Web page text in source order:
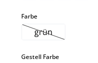
Farbeauswählen
grün(Diese Option
Gestell Farbeauswählen